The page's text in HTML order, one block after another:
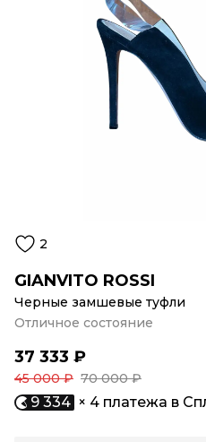
2
GIANVITO ROSSI
Черные замшевые туфли
Отличное состояние
37 333 ₽
45 000 ₽ 70 000 ₽
9 334 × 4 платежа в